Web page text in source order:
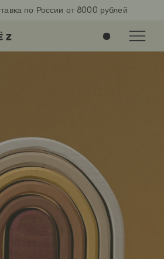
по России от 8000 рублей
0